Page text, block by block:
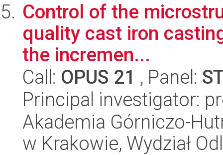
Control of the
quality cast iron
the incremen...
Call: OPUS 21 , Panel:
Principal investigator:
Akademia Górniczo-
w Krakowie, Wydział